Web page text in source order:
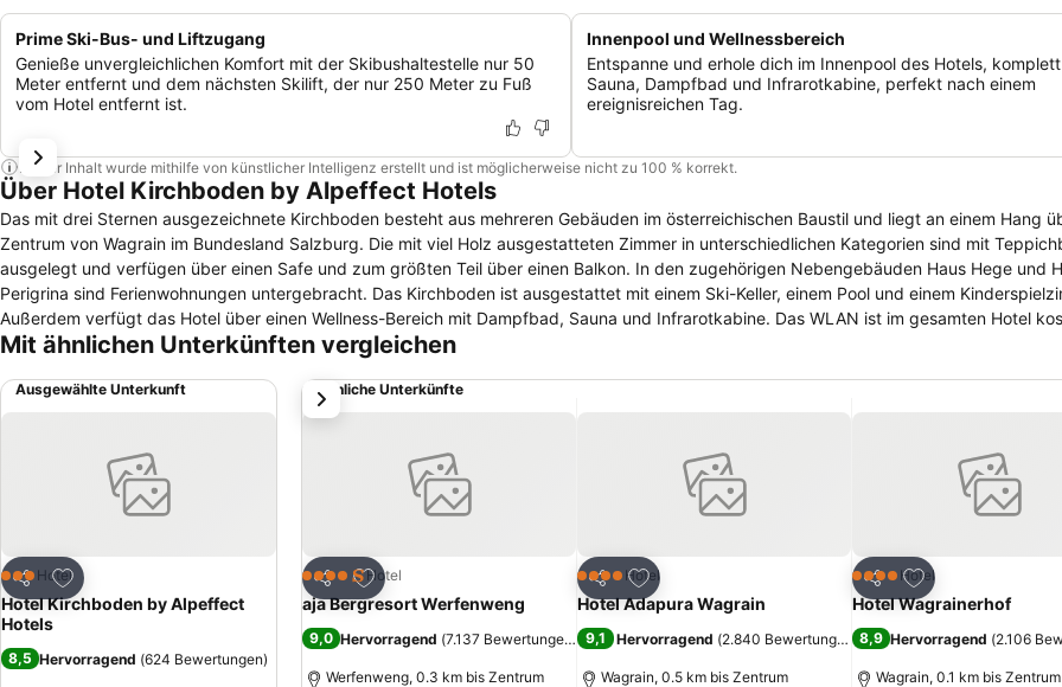
Prime Ski-Bus- und Liftzugang
Genieße unvergleichlichen Komfort mit der Skibushaltestelle nur 50
Meter entfernt und dem nächsten Skilift, der nur 250 Meter zu Fuß
vom Hotel entfernt ist.
Innenpool und Wellnessbereich
Entspanne und erhole dich im Innenpool des Hotels,
Sauna, Dampfbad und Infrarotkabine, perfekt nach einem
ereignisreichen Tag.
Dieser Inhalt wurde mithilfe von künstlicher Intelligenz erstellt und ist möglicherweise nicht zu 100 % korrekt.
Über Hotel Kirchboden by Alpeffect Hotels
Das mit drei Sternen ausgezeichnete Kirchboden besteht aus mehreren Gebäuden im österreichischen Baustil und liegt an einem Hang
Zentrum von Wagrain im Bundesland Salzburg. Die mit viel Holz ausgestatteten Zimmer in unterschiedlichen Kategorien sind mit Teppichboden
ausgelegt und verfügen über einen Safe und zum größten Teil über einen Balkon. In den zugehörigen Nebengebäuden Haus Hege und
Perigrina sind Ferienwohnungen untergebracht. Das Kirchboden ist ausgestattet mit einem Ski-Keller, einem Pool und einem Kinderspielzimmer.
Außerdem verfügt das Hotel über einen Wellness-Bereich mit Dampfbad, Sauna und Infrarotkabine. Das WLAN ist im gesamten Hotel
hoteleigene Restaurant bietet ein Frühstücksbuffet und Abendessen mit Kindermenü. Nachmittags gibt es Kaffee und Kuchen.
Sport Factory in zwölf Minuten und zur Talstation der Seilbahn Flying Mozart in 13 Minuten. Den Pongauer Dom erreicht man in 14
Mit ähnlichen Unterkünften vergleichen
Ausgewählte Unterkunft
Teilen
Zu Favoriten hinzufügen
3 SterneHotel
Hotel Kirchboden by Alpeffect
Hotels
8,5 Hervorragend (624 Bewertungen)
Ähnliche Unterkünfte
Teilen
Zu Favoriten hinzufügen
4 Sterne Hotel
aja Bergresort Werfenweng
9,0 Hervorragend (7.137 Bewertungen)
Werfenweng, 0.3 km bis Zentrum
Teilen
Zu Favoriten hinzufügen
4 SterneHotel
Hotel Adapura Wagrain
9,1 Hervorragend (2.840 Bewertungen)
Wagrain, 0.5 km bis Zentrum
Teilen
Zu Favoriten
4 SterneHotel
Hotel Wagrainerhof
8,9 Hervorragend (2.106
Wagrain, 0.1 km bis Zentrum
weiter